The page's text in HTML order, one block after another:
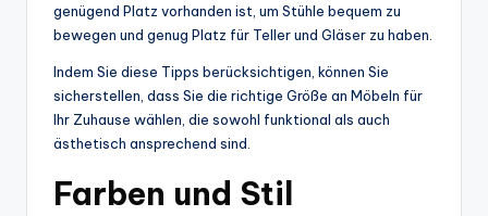
genügend Platz vorhanden ist, um Stühle bequem zu
bewegen und genug Platz für Teller und Gläser zu haben.
Indem Sie diese Tipps berücksichtigen, können Sie
sicherstellen, dass Sie die richtige Größe an Möbeln für
Ihr Zuhause wählen, die sowohl funktional als auch
ästhetisch ansprechend sind.
Farben und Stil